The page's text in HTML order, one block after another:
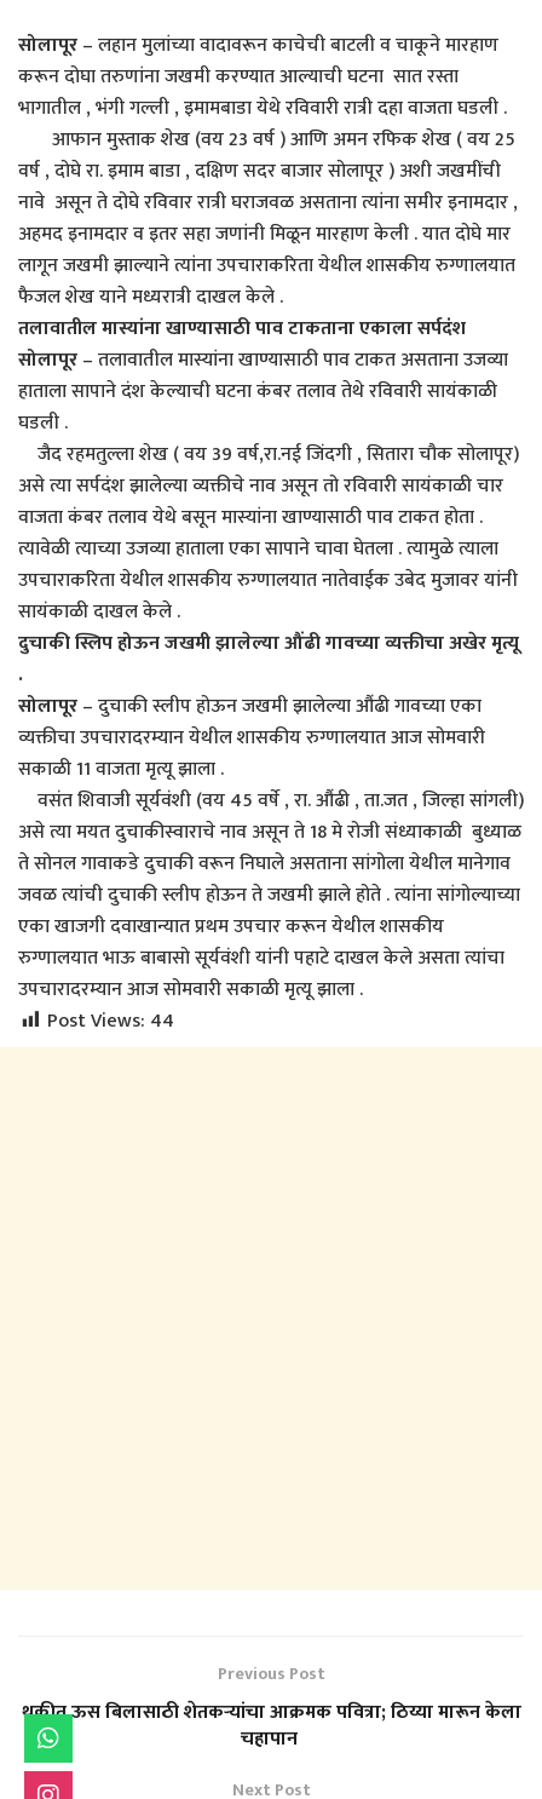
सोलापूर– लहान मुलांच्या वादावरून काचेची बाटली व चाकूने मारहाण
करून दोघा तरुणांना जखमी करण्यात आल्याची घटना सात रस्ता
भागातील , भंगी गल्ली , इमामबाडा येथे रविवारी रात्री दहा वाजता घडली .
आफान मुस्ताक शेख (वय 23 वर्ष ) आणि अमन रफिक शेख ( वय 25
वर्ष , दोघे रा. इमाम बाडा , दक्षिण सदर बाजार सोलापूर ) अशी जखमींची
नावे असून ते दोघे रविवार रात्री घराजवळ असताना त्यांना समीर इनामदार ,
अहमद इनामदार व इतर सहा जणांनी मिळून मारहाण केली . यात दोघे मार
लागून जखमी झाल्याने त्यांना उपचाराकरिता येथील शासकीय रुग्णालयात
फैजल शेख याने मध्यरात्री दाखल केले .
तलावातील मास्यांना खाण्यासाठी पाव टाकताना एकाला सर्पदंंश
सोलापूर– तलावातील मास्यांना खाण्यासाठी पाव टाकत असताना उजव्या
हाताला सापाने दंश केल्याची घटना कंबर तलाव तेथे रविवारी सायंकाळी
घडली .
जैद रहमतुल्ला शेख ( वय 39 वर्ष,रा.नई जिंदगी , सितारा चौक सोलापूर)
असे त्या सर्पदंश झालेल्या व्यक्तीचे नाव असून तो रविवारी सायंकाळी चार
वाजता कंबर तलाव येथे बसून मास्यांना खाण्यासाठी पाव टाकत होता .
त्यावेळी त्याच्या उजव्या हाताला एका सापाने चावा घेतला . त्यामुळे त्याला
उपचाराकरिता येथील शासकीय रुग्णालयात नातेवाईक उबेद मुजावर यांनी
सायंकाळी दाखल केले .
दुचाकी स्लिप होऊन जखमी झालेल्या औंढी गावच्या व्यक्तीचा अखेर मृत्यू
.
सोलापूर– दुचाकी स्लीप होऊन जखमी झालेल्या औंढी गावच्या एका
व्यक्तीचा उपचारादरम्यान येथील शासकीय रुग्णालयात आज सोमवारी
सकाळी 11 वाजता मृत्यू झाला .
वसंत शिवाजी सूर्यवंशी (वय 45 वर्षे , रा. औंढी , ता.जत , जिल्हा सांगली)
असे त्या मयत दुचाकीस्वाराचे नाव असून ते 18 मे रोजी संध्याकाळी बुध्याळ
ते सोनल गावाकडे दुचाकी वरून निघाले असताना सांगोला येथील मानेगाव
जवळ त्यांची दुचाकी स्लीप होऊन ते जखमी झाले होते . त्यांना सांगोल्याच्या
एका खाजगी दवाखान्यात प्रथम उपचार करून येथील शासकीय
रुग्णालयात भाऊ बाबासो सूर्यवंशी यांनी पहाटे दाखल केले असता त्यांचा
उपचारादरम्यान आज सोमवारी सकाळी मृत्यू झाला .
Post Views: 44
Previous Post
थकीत ऊस बिलासाठी शेतकऱ्यांचा आक्रमक पवित्रा; ठिय्या मारून केला
चहापान
Next Post